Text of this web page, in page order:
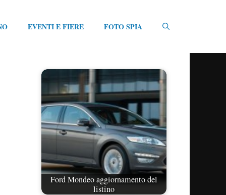
EVENTI E FIERE FOTO SPIA
Ford Mondeo aggiornamento del
listino